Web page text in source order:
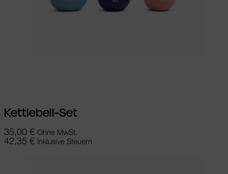
Kettlebell-Set
35,00 € Ohne MwSt.
42,35 € Inklusive Steuern